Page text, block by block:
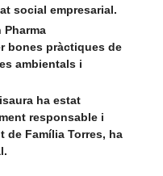
social empresarial.
Pharma
bones pràctiques de
ambientals i
ha estat
responsable i
de Família Torres, ha